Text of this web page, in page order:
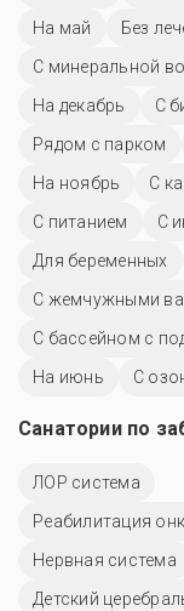
На май
Без
С минеральной
На декабрь
С
Рядом с парком
На ноябрь
С
С питанием
С
Для беременных
С жемчужными
С бассейном с
На июнь
С
Санатории по
ЛОР система
Реабилитация
Нервная система
Детский